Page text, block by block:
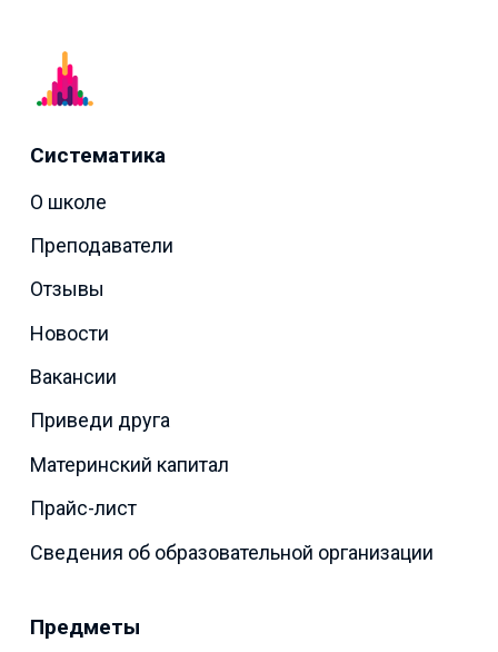
Систематика
О школе
Преподаватели
Отзывы
Новости
Вакансии
Приведи друга
Материнский капитал
Прайс-лист
Сведения об образовательной организации
Предметы